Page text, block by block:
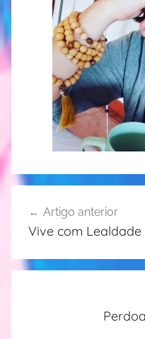
de
Artigo anterior
Vive com Lealdade